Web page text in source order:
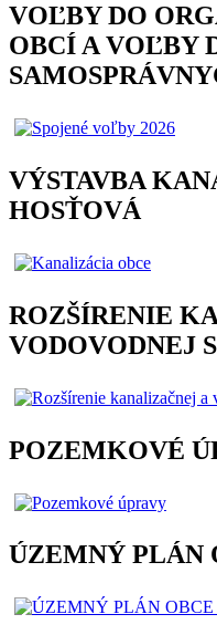
VOĽBY DO
OBCÍ A VOĽBY
VÝSTAVBA
HOSŤOVÁ
ROZŠÍRENIE
VODOVODNEJ
POZEMKOVÉ
ÚZEMNÝ PLÁN